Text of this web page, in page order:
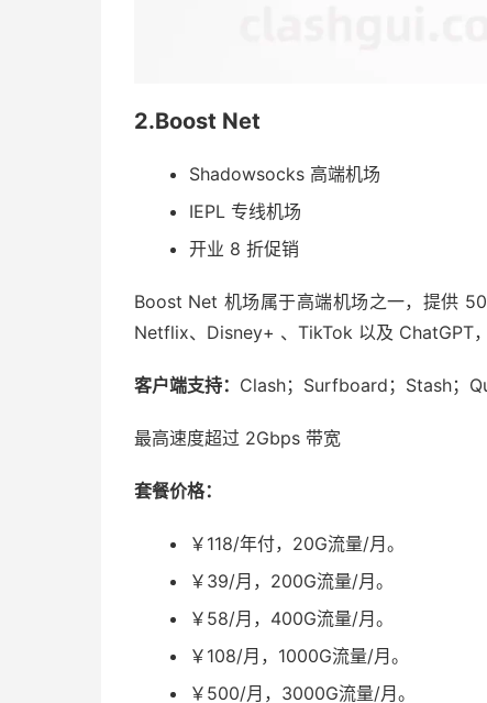
2.Boost Net
Shadowsocks 高端机场
IEPL 专线机场
开业 8 折促销
Boost Net 机场属于高端机场之一，提供
Netflix、Disney+ 、TikTok 以及 ChatGPT
客户端支持： Clash；Surfboard；Stash；
最高速度超过 2Gbps 带宽
套餐价格：
￥118/年付，20G流量/月。
￥39/月，200G流量/月。
￥58/月，400G流量/月。
￥108/月，1000G流量/月。
￥500/月，3000G流量/月。